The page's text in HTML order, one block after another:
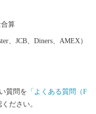
れたものです。名古屋コ
て歯ごたえがあり、「こ
飲食店では様々なメニュ
合算
、JCB、Diners、AMEX）
質問を 「よくある質問（F
ださい。